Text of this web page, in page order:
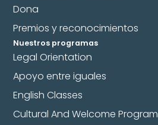
Dona
Premios y reconocimientos
Nuestros programas
Legal Orientation
Apoyo entre iguales
English Classes
Cultural And Welcome Program